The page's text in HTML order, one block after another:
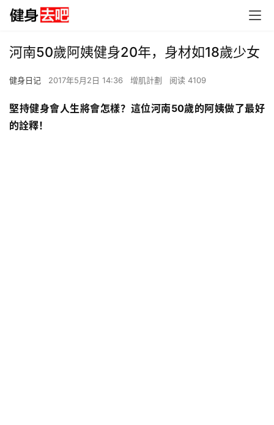
河南50歲阿姨健身20年，身材如18歲少女
健身日记 2017年5月2日 14:36 增肌計劃 阅读 4109
堅持健身會人生將會怎樣？這位河南50歲的阿姨做了最好
的詮釋！